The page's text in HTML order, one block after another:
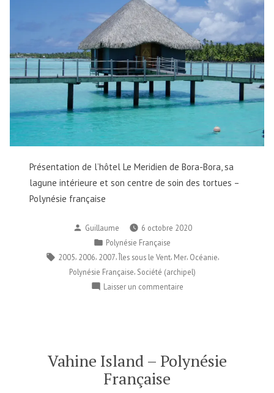
Présentation de l’hôtel Le Meridien de Bora-Bora, sa
lagune intérieure et son centre de soin des tortues –
Polynésie française
Publié
par
Guillaume
6 octobre 2020
Publié
dans
Polynésie Française
Étiquettes :
2005, 2006, 2007,Îles sous le Vent, Mer, Océanie,
Polynésie Française, Société (archipel)
Laisser un commentairesur
Polynésie
Vahine Island – Polynésie
Française